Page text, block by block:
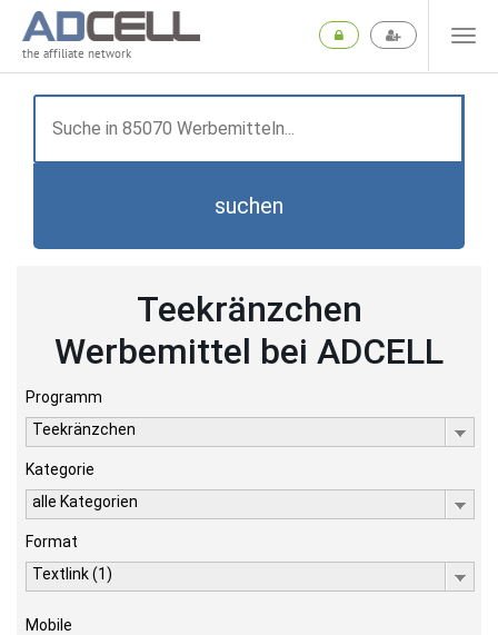
the affiliate network
suchen
Teekränzchen
Werbemittel bei ADCELL
Programm
Teekränzchen
Kategorie
alle Kategorien
Format
Textlink (1)
Mobile